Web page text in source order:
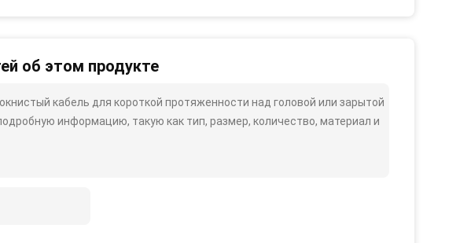
об этом продукте
кабель для короткой протяженности над головой или зарытой
информацию, такую ​​как тип, размер, количество, материал и